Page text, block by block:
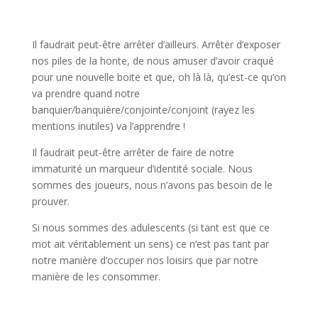
Il faudrait peut-être arrêter d’ailleurs. Arrêter d’exposer
nos piles de la honte, de nous amuser d’avoir craqué
pour une nouvelle boite et que, oh là là, qu’est-ce qu’on
va prendre quand notre
banquier/banquière/conjointe/conjoint (rayez les
mentions inutiles) va l’apprendre !
Il faudrait peut-être arrêter de faire de notre
immaturité un marqueur d’identité sociale. Nous
sommes des joueurs, nous n’avons pas besoin de le
prouver.
Si nous sommes des adulescents (si tant est que ce
mot ait véritablement un sens) ce n’est pas tant par
notre manière d’occuper nos loisirs que par notre
manière de les consommer.